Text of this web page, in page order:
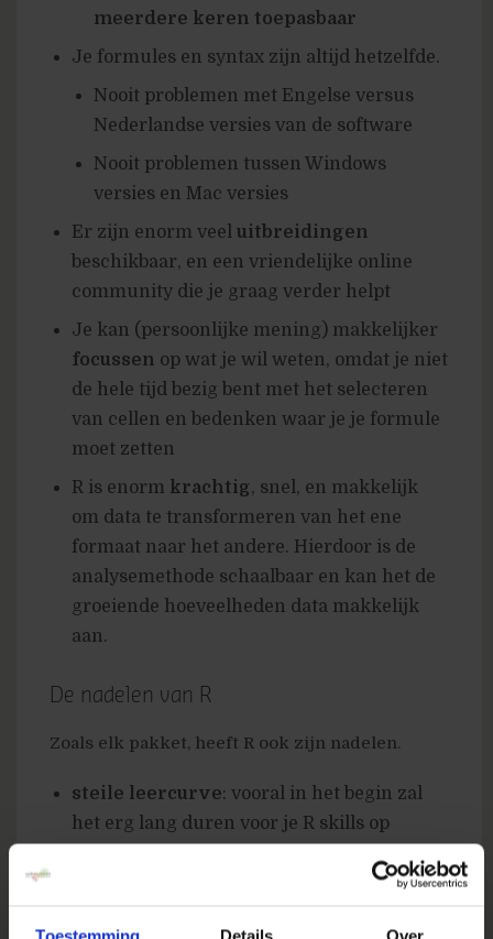
Toestemming Details Over
meerdere keren toepasbaar
Je formules en syntax zijn altijd hetzelfde.
Nooit problemen met Engelse versus
Nederlandse versies van de software
Nooit problemen tussen Windows
versies en Mac versies
Er zijn enorm veel uitbreidingen
beschikbaar, en een vriendelijke online
community die je graag verder helpt
Je kan (persoonlijke mening) makkelijker
focussen op wat je wil weten, omdat je niet
de hele tijd bezig bent met het selecteren
van cellen en bedenken waar je je formule
moet zetten
R is enorm krachtig, snel, en makkelijk
om data te transformeren van het ene
formaat naar het andere. Hierdoor is de
analysemethode schaalbaar en kan het de
groeiende hoeveelheden data makkelijk
aan.
De nadelen van R
Zoals elk pakket, heeft R ook zijn nadelen.
steile leercurve: vooral in het begin zal
het erg lang duren voor je R skills op
: voor een ad-hoc simpele